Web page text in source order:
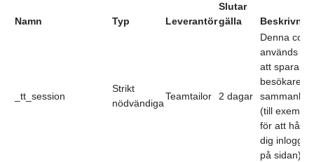
Namn Typ Leverantör
Slutar
gälla
_tt_session
Strikt
nödvändiga
Teamtailor 2 dagar
Denna
används för
att spara en
besökares
(till exempel
för att hålla
dig inloggad
på sidan).